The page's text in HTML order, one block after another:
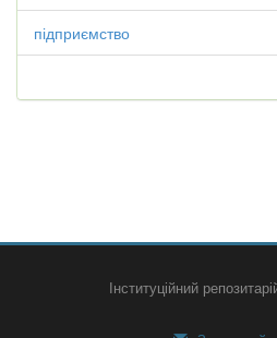
підприємство
Інституційний